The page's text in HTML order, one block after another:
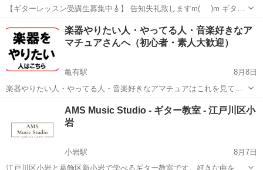
【ギターレッスン受講生募集中🎸】 告知失礼致しますm(_ _)m ギタリ
ストRYUTARO(葉狩隆太郎)が運営するギター教室です👍 ROCK＆
POPS系を中心に、初めてギターに触れる方から経験者の方まで「弾
けた！」...
多摩市 京王多摩センター駅 ギター レッスン
楽器やりたい人・やってる人・音楽好きなア
マチュアさんへ（初心者・素人大歓迎）
亀有駅
8月8日
楽器やりたい人・やってる人・音楽好きなアマチュアはこれを見て！
■ドラマーちゃーりーです。 僕は小規模イベントも主催しています。
さて、 ・楽器やりたい ・楽譜は読めない ・習う気はない ・昔ちょ
っ...
セッション
AMS Music Studio - ギター教室 - 江戸川区小
岩
小岩駅
8月7日
江戸川区小岩と葛飾区新小岩で学べるギター教室です。好きな曲を弾